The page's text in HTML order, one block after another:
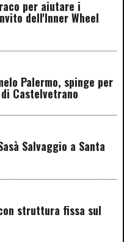
per aiutare i
dell'Inner Wheel
Palermo, spinge per
Castelvetrano
Salvaggio a Santa
struttura fissa sul